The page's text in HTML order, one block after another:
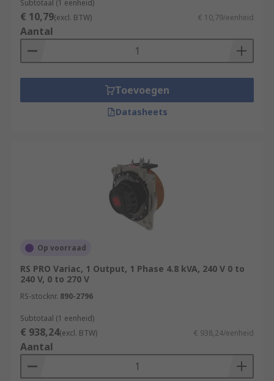
Subtotaal (1 eenheid)
€ 10,79(excl. BTW) € 10,79/eenheid
Aantal
Toevoegen
Datasheets
Op voorraad
RS PRO Variac, 1 Output, 1 Phase 4.8 kVA, 240 V 0 to
240 V, 0 to 270 V
RS-stocknr. 890-2796
Subtotaal (1 eenheid)
€ 938,24(excl. BTW) € 938,24/eenheid
Aantal